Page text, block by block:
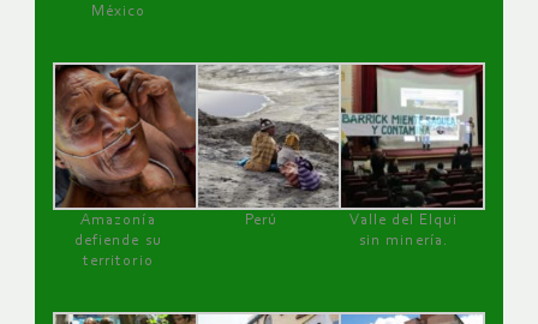
México
Amazonía
defiende su
territorio
Perú
Valle del Elqui
sin minería.